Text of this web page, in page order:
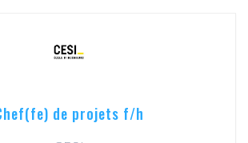
de projets f/h